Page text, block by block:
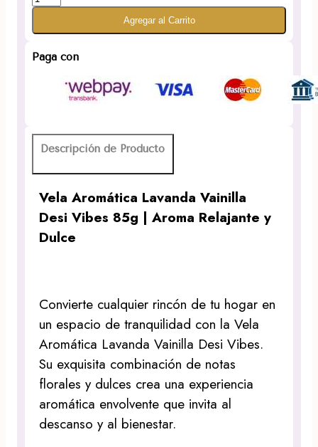
Aromática
Desi
y
Dulce
Agregar al Carrito
Paga con
Descripción de Producto
Vela Aromática Lavanda Vainilla
Desi Vibes 85g | Aroma Relajante y
Dulce
Convierte cualquier rincón de tu hogar en
un espacio de tranquilidad con la Vela
Aromática Lavanda Vainilla Desi Vibes.
Su exquisita combinación de notas
florales y dulces crea una experiencia
aromática envolvente que invita al
descanso y al bienestar.